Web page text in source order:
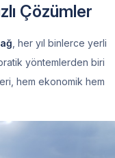
Çözümler
, her yıl binlerce yerli
yöntemlerden biri
hem ekonomik hem